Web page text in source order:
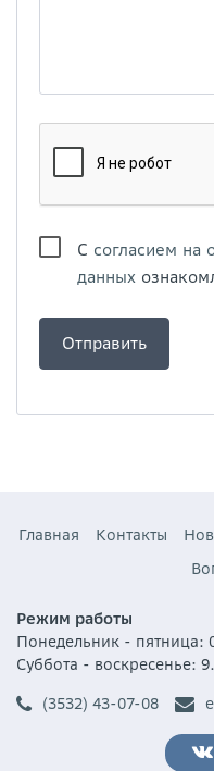
С согласием на
данных
Главная Контакты
Режим работы
Понедельник - пятница:
Суббота - воскресенье:
(3532) 43-07-08